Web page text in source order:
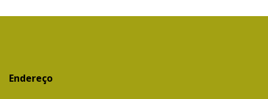
Endereço